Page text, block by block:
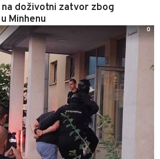
doživotni zatvor zbog
Minhenu
0